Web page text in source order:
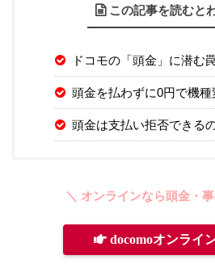
この記事を読むと
ドコモの「頭金」に潜む
頭金を払わずに0円で機
頭金は支払い拒否できる
＼ オンラインなら頭金・
docomoオンライ